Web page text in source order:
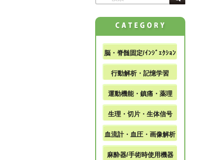
脳・脊髄固定/ｲﾝｼﾞｪｸｼｮﾝ
行動解析・記憶学習
運動機能・鎮痛・薬理
生理・切片・生体信号
血流計・血圧・画像解析
麻酔器/手術時使用機器